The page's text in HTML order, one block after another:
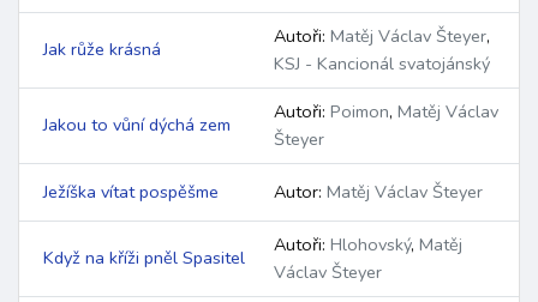
Jak růže krásná
Autoři: Matěj Václav Šteyer,
KSJ - Kancionál svatojánský
Jakou to vůní dýchá zem
Autoři: Poimon, Matěj Václav
Šteyer
Ježíška vítat pospěšme Autor: Matěj Václav Šteyer
Když na kříži pněl Spasitel
Autoři: Hlohovský, Matěj
Václav Šteyer